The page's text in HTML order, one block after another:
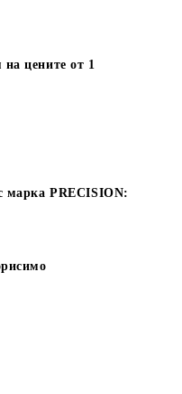
на цените от 1
марка PRECISION: